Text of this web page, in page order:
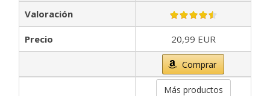
Valoración
Precio 20,99 EUR
Comprar
Más productos